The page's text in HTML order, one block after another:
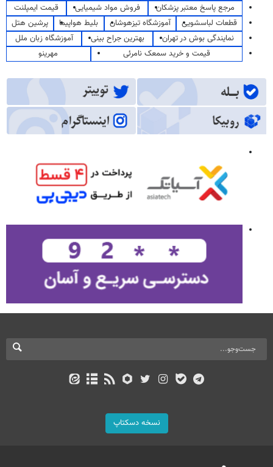
مرجع پاسخ معتبر پزشکان
فروش مواد شیمیایی
قیمت ایمپلنت
قطعات لباسشویی
آموزشگاه تیزهوشان بلیط هواپیما
پرشین هتل
نمایندگی بوش در تهران
بهترین جراح بینی
آموزشگاه زبان ملل
قیمت و خرید سمعک نامرئی
مهرینو
نسخه دسکتاپ